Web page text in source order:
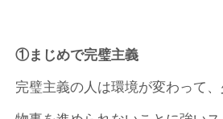
①まじめで完璧主義
完璧主義の人は環境が変わって